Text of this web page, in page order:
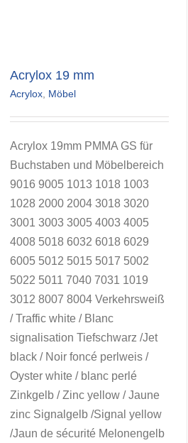
Acrylox 19 mm
Acrylox, Möbel
Acrylox 19mm PMMA GS für
Buchstaben und Möbelbereich
9016 9005 1013 1018 1003
1028 2000 2004 3018 3020
3001 3003 3005 4003 4005
4008 5018 6032 6018 6029
6005 5012 5015 5017 5002
5022 5011 7040 7031 1019
3012 8007 8004 Verkehrsweiß
/ Traffic white / Blanc
signalisation Tiefschwarz /Jet
black / Noir foncé perlweis /
Oyster white / blanc perlé
Zinkgelb / Zinc yellow / Jaune
zinc Signalgelb /Signal yellow
/Jaun de sécurité Melonengelb